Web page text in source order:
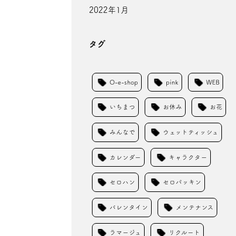
2022年1月
タグ
O-e-shop pink WEB
いちまつ お休み お花
みんなで ウェットティッシュ
カレンダー キャラクター
セロハン セロパッキン
バレンタイン メンテナンス
ラマージュ リクルート